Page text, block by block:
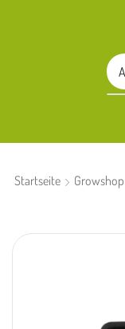
Startseite Growshop